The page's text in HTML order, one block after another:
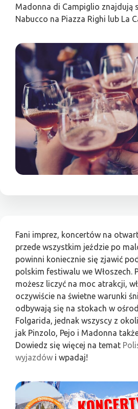
Madonna di Campiglio znajdują
Nabucco na Piazza Righi lub La
Fani imprez, koncertów na
przede wszystkim jeździe po
powinni koniecznie się zjawić
polskim festiwalu we Włoszech.
możesz liczyć na moc atrakcji,
oczywiście na świetne warunki
odbywają się na stokach w
Folgarida, jednak wszyscy z
jak Pinzolo, Pejo i Madonna
Dowiedz się więcej na temat
wyjazdów i wpadaj!